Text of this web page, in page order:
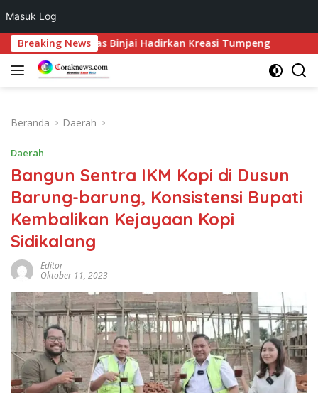
Masuk Log
Langsung
ke
konten
Breaking News
Lapas Binjai Hadirkan Kreasi Tumpeng BTN
Beranda Daerah
Daerah
Bangun Sentra IKM Kopi di Dusun
Barung-barung, Konsistensi Bupati
Kembalikan Kejayaan Kopi
Sidikalang
Editor
Oktober 11, 2023